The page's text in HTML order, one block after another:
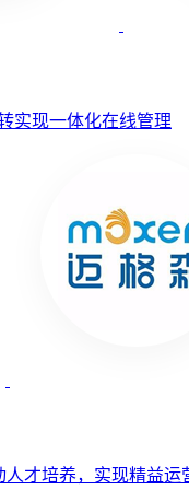
实现一体化在线管理
才培养，实现精益运